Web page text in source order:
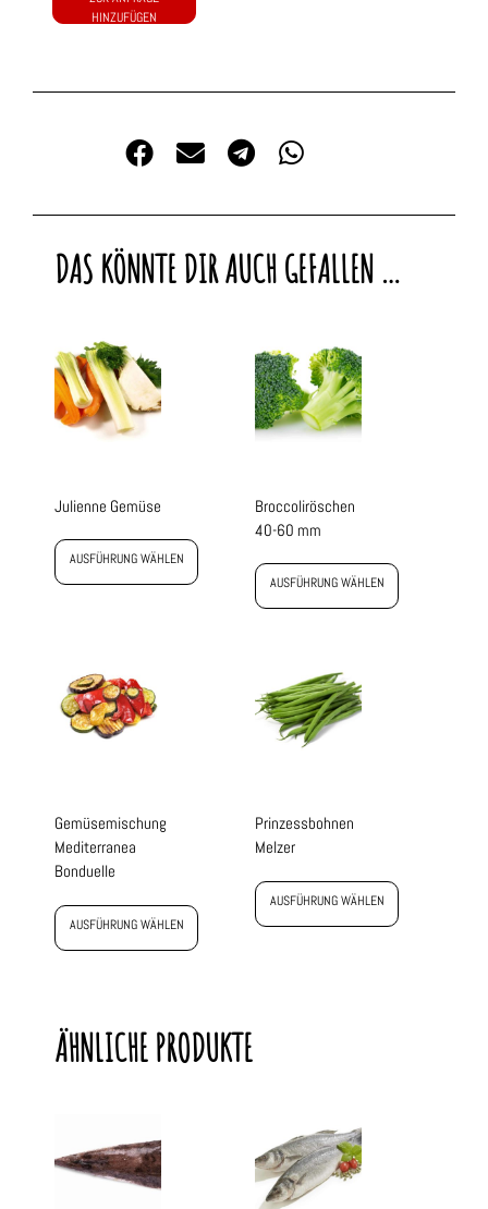
HINZUFÜGEN
DAS KÖNNTE DIR AUCH GEFALLEN …
Julienne Gemüse
AUSFÜHRUNG WÄHLEN
Broccoliröschen
40-60 mm
AUSFÜHRUNG WÄHLEN
Gemüsemischung
Mediterranea
Bonduelle
AUSFÜHRUNG WÄHLEN
Prinzessbohnen
Melzer
AUSFÜHRUNG WÄHLEN
ÄHNLICHE PRODUKTE